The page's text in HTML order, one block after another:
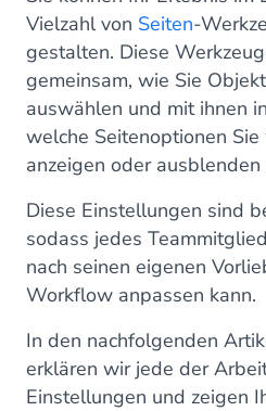
Vielzahl von Seiten-
gestalten. Diese
gemeinsam, wie Sie
auswählen und mit ihnen
welche Seitenoptionen
anzeigen oder ausblenden
Diese Einstellungen sind
sodass jedes
nach seinen eigenen
Workflow anpassen kann.
In den nachfolgenden
erklären wir jede der
Einstellungen und zeigen